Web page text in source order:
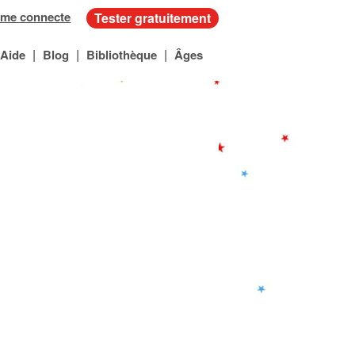
connecte Tester gratuitement
Aide | Blog | Bibliothèque | Âges